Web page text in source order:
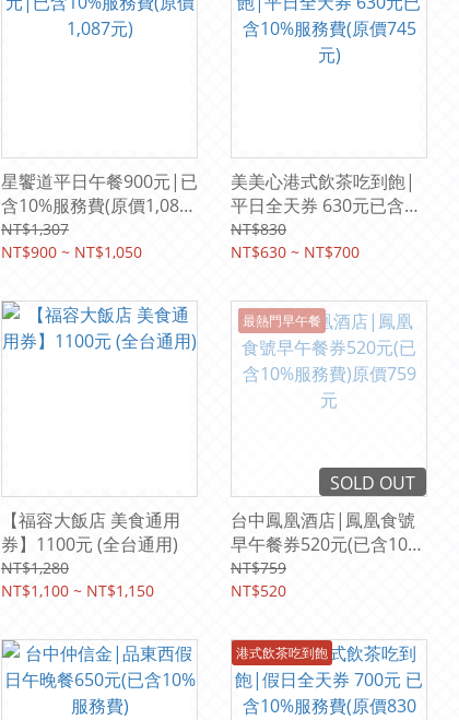
星饗道平日午餐900元|已
含10%服務費(原價1,087
元)
NT$1,307
NT$900 ~ NT$1,050
美美心港式飲茶吃到飽|
平日全天券 630元已含
10%服務費(原價745元)
NT$830
NT$630 ~ NT$700
【福容大飯店 美食通用
券】1100元 (全台通用)
NT$1,280
NT$1,100 ~ NT$1,150
最熱門早午餐
SOLD OUT
台中鳳凰酒店|鳳凰食號
早午餐券520元(已含10%
服務費)原價759元
NT$759
NT$520
港式飲茶吃到飽